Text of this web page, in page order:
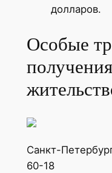
долларов.
Особые
Санкт-
60-18